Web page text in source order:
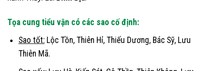
Tọa cung tiểu vận có các sao cố định:
Sao tốt:Lộc Tồn, Thiên Hỉ, Thiếu Dương, Bác Sỹ, Lưu
Thiên Mã.